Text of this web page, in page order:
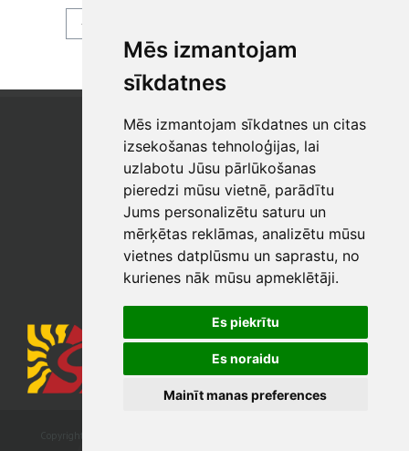
Mēs izmantojam
sīkdatnes
Mēs izmantojam sīkdatnes un citas
izsekošanas tehnoloģijas, lai
uzlabotu Jūsu pārlūkošanas
pieredzi mūsu vietnē, parādītu
Jums personalizētu saturu un
mērķētas reklāmas, analizētu mūsu
vietnes datplūsmu un saprastu, no
kurienes nāk mūsu apmeklētāji.
Es piekrītu
Es noraidu
Mainīt manas preferences
SIA "SB"
Reģistrācijas Nr. 40003017954
PVN reģ. Nr.: LV40003017954
Tālrunis: +371 67 813 100
E-pasts:
sb@sbshop.lv
MĀJAS LAPAS ADMINISTRATORS
E-pasts:ainars@sbshop.lv